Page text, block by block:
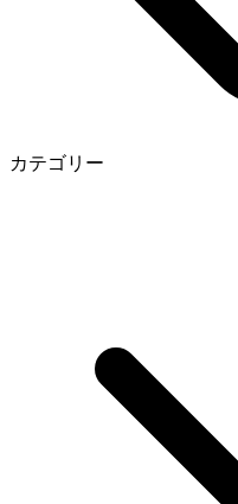
カテゴリー